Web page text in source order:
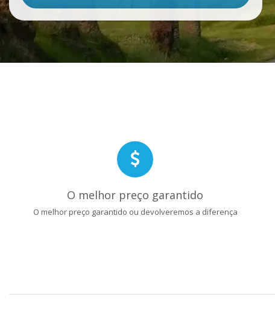
O melhor preço garantido
O melhor preço garantido ou devolveremos a diferença